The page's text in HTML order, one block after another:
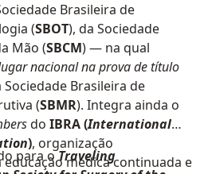
Brasileira de
(SBOT), da Sociedade
Mão (SBCM) — na qual
nacional na prova de título
Brasileira de
(SBMR). Integra ainda o
do IBRA (International
), organização
médica continuada e
para oTraveling